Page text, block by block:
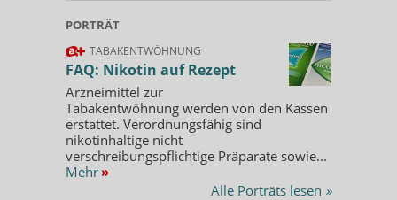
PORTRÄT
TABAKENTWÖHNUNG
FAQ: Nikotin auf Rezept
Arzneimittel zur
Tabakentwöhnung werden von den Kassen
erstattet. Verordnungsfähig sind
nikotinhaltige nicht
verschreibungspflichtige Präparate sowie...
Mehr »
Alle Porträts lesen »